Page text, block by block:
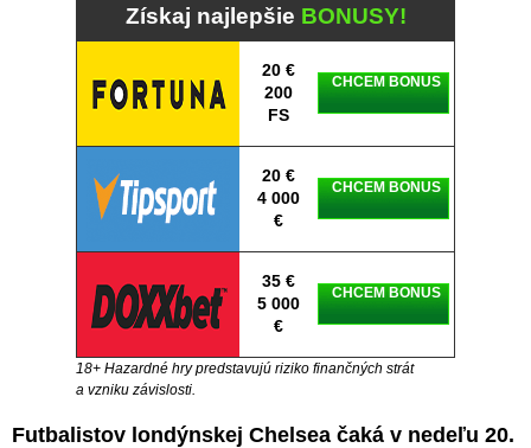
Získaj najlepšie BONUSY!
20 €
200
FS
CHCEM BONUS
20 €
4 000
€
CHCEM BONUS
35 €
5 000
€
CHCEM BONUS
18+ Hazardné hry predstavujú riziko finančných strát
a vzniku závislosti.
Futbalistov londýnskej Chelsea čaká v nedeľu 20.